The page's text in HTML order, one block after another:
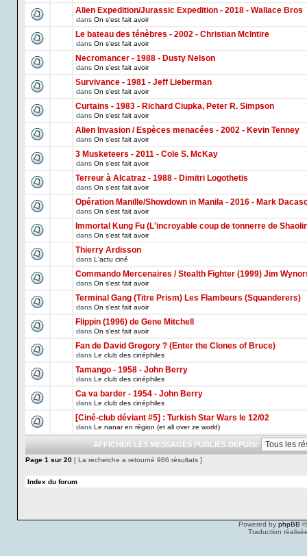
Alien Expedition/Jurassic Expedition - 2018 - Wallace Bros
dans On s'est fait avoir
Le bateau des ténèbres - 2002 - Christian McIntire
dans On s'est fait avoir
Necromancer - 1988 - Dusty Nelson
dans On s'est fait avoir
Survivance - 1981 - Jeff Lieberman
dans On s'est fait avoir
Curtains - 1983 - Richard Ciupka, Peter R. Simpson
dans On s'est fait avoir
Alien Invasion / Espèces menacées - 2002 - Kevin Tenney
dans On s'est fait avoir
3 Musketeers - 2011 - Cole S. McKay
dans On s'est fait avoir
Terreur à Alcatraz - 1988 - Dimitri Logothetis
dans On s'est fait avoir
Opération Manille/Showdown in Manila - 2016 - Mark
dans On s'est fait avoir
Immortal Kung Fu (L'incroyable coup de tonnerre de
dans On s'est fait avoir
Thierry Ardisson
dans L'actu ciné
Commando Mercenaires / Stealth Fighter (1999) Jim
dans On s'est fait avoir
Terminal Gang (Titre Prism) Les Flambeurs (Squanderers)
dans On s'est fait avoir
Flippin (1996) de Gene Mitchell
dans On s'est fait avoir
Fan de David Gregory ? (Enter the Clones of Bruce)
dans Le club des cinéphiles
Tamango - 1958 - John Berry
dans Le club des cinéphiles
Ca va barder - 1954 - John Berry
dans Le club des cinéphiles
[Ciné-club déviant #5] : Turkish Star Wars le 12/02
dans Le nanar en région (et all over ze world)
AFFICHER LES MESSAGES PUBLIÉS DEPUIS:
Page 1 sur 20 [ La recherche a retourné 986 résultats ]
Index du forum
Powered by phpBB
Traduction